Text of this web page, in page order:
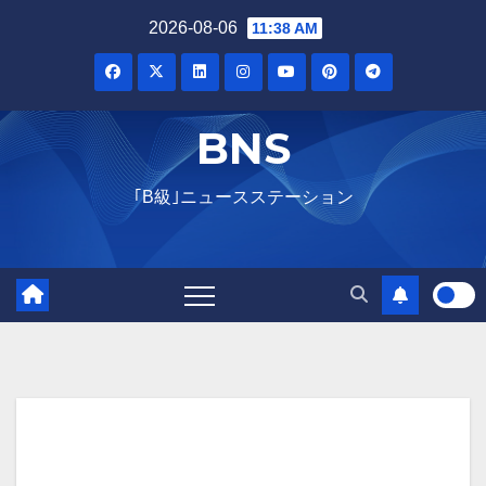
2026-08-06 11:38 AM
BNS
｢B級｣ニュースステーション